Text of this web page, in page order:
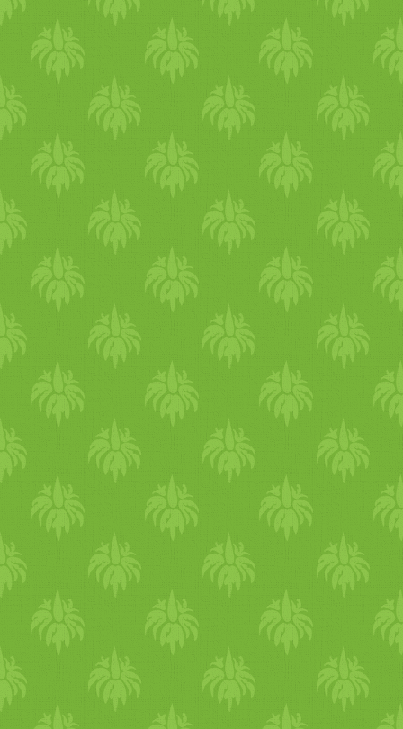
szinten fogyasztani), ha
mégis, esélyes hogy
megsikálja evés előtt
(bevallom én is megmosom
biozöldségestől, vagy
őstermelőtől vett
Ki tudja, hogy milyen
személyi higiéniája volt a
gyümölcsszedőknek, és
mennyire volt tiszta a láda,
amibe pakolták.). Vagyis ez
sem mindenki számára
elérhető, megbízható forrás.
Hogyan jutok hozzá a B12-
höz, ha vegán vagyok? A